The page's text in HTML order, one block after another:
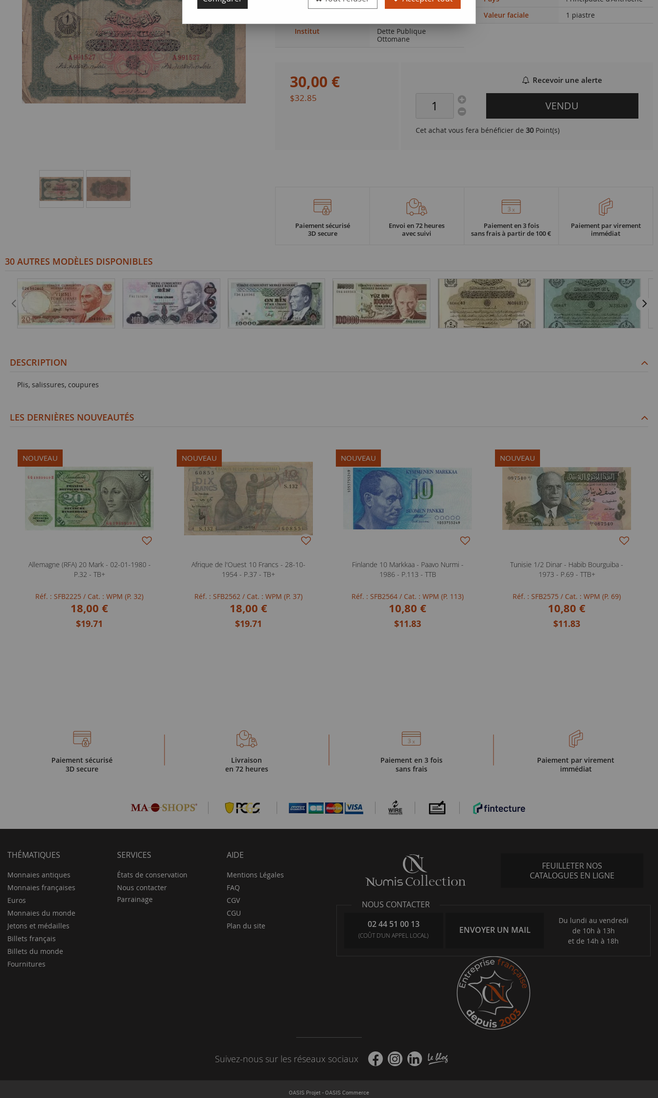
Valeur faciale
1 piastre
Institut
Dette Publique
Ottomane
30,00 €
$32.85
Recevoir une alerte
VENDU
Cet achat vous fera bénéficier de30 Point(s)
Paiement sécurisé
3D secure
Envoi en 72 heures
avec suivi
Paiement en 3 fois
sans frais à partir de 100 €
Paiement par virement
immédiat
30 AUTRES MODÈLES DISPONIBLES
DESCRIPTION
Plis, salissures, coupures
LES DERNIÈRES NOUVEAUTÉS
NOUVEAU
Allemagne (RFA) 20 Mark - 02-01-1980 -
P.32 - TB+
Réf. : SFB2225 / Cat. : WPM (P. 32)
18,00 €
$19.71
NOUVEAU
Afrique de l'Ouest 10 Francs - 28-10-
1954 - P.37 - TB+
Réf. : SFB2562 / Cat. : WPM (P. 37)
18,00 €
$19.71
NOUVEAU
Finlande 10 Markkaa - Paavo Nurmi -
1986 - P.113 - TTB
Réf. : SFB2564 / Cat. : WPM (P. 113)
10,80 €
$11.83
NOUVEAU
Tunisie 1/2 Dinar - Habib Bourguiba -
1973 - P.69 - TTB+
Réf. : SFB2575 / Cat. : WPM (P. 69)
10,80 €
$11.83
Paiement sécurisé
3D secure
Livraison
en 72 heures
Paiement en 3 fois
sans frais
Paiement par virement
immédiat
THÉMATIQUES
Monnaies antiques
Monnaies françaises
Euros
Monnaies du monde
Jetons et médailles
Billets français
Billets du monde
Fournitures
SERVICES
États de conservation
Nous contacter
Parrainage
AIDE
Mentions Légales
FAQ
CGV
CGU
Plan du site
FEUILLETER NOS
CATALOGUES EN LIGNE
NOUS CONTACTER
02 44 51 00 13
(COÛT D'UN APPEL LOCAL)
ENVOYER UN MAIL
Du lundi au vendredi
de 10h à 13h
et de 14h à 18h
Suivez-nous sur les réseaux sociaux
OASIS Projet - OASIS Commerce